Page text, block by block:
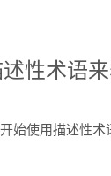
性术语
始使用描述性